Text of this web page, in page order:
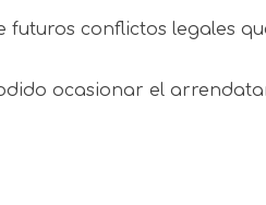
conflictos legales
ocasionar el